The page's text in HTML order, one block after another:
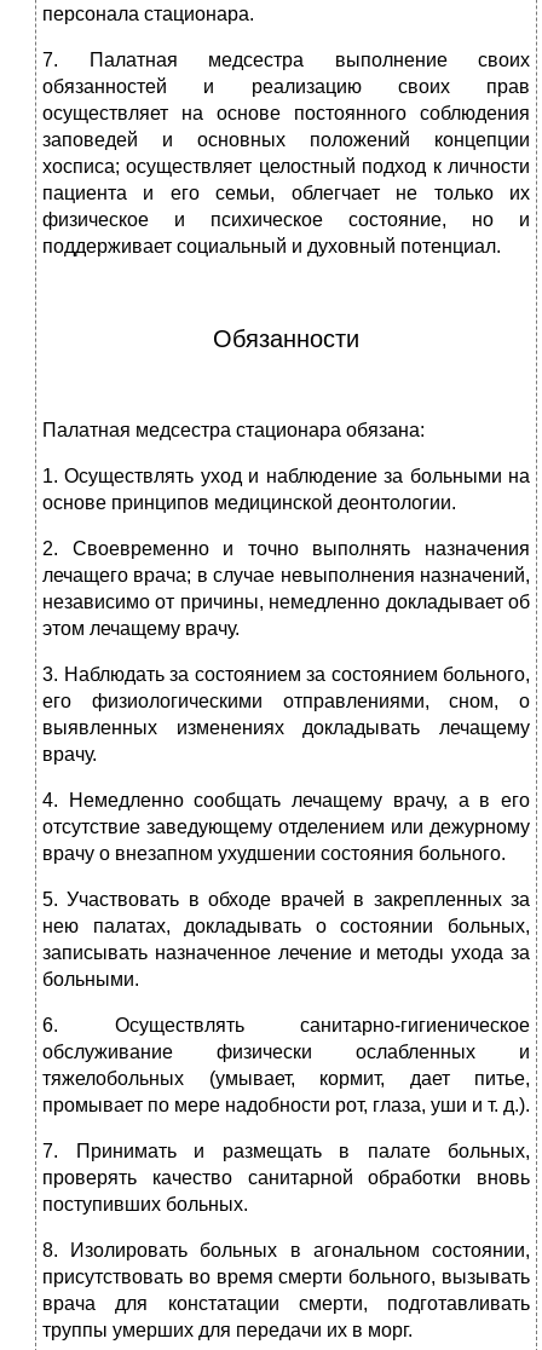
персонала стационара.
7. Палатная медсестра выполнение своих
обязанностей и реализацию своих прав
осуществляет на основе постоянного соблюдения
заповедей и основных положений концепции
хосписа; осуществляет целостный подход к личности
пациента и его семьи, облегчает не только их
физическое и психическое состояние, но и
поддерживает социальный и духовный потенциал.
Обязанности
Палатная медсестра стационара обязана:
1. Осуществлять уход и наблюдение за больными на
основе принципов медицинской деонтологии.
2. Своевременно и точно выполнять назначения
лечащего врача; в случае невыполнения назначений,
независимо от причины, немедленно докладывает об
этом лечащему врачу.
3. Наблюдать за состоянием за состоянием больного,
его физиологическими отправлениями, сном, о
выявленных изменениях докладывать лечащему
врачу.
4. Немедленно сообщать лечащему врачу, а в его
отсутствие заведующему отделением или дежурному
врачу о внезапном ухудшении состояния больного.
5. Участвовать в обходе врачей в закрепленных за
нею палатах, докладывать о состоянии больных,
записывать назначенное лечение и методы ухода за
больными.
6. Осуществлять санитарно-гигиеническое
обслуживание физически ослабленных и
тяжелобольных (умывает, кормит, дает питье,
промывает по мере надобности рот, глаза, уши и т. д.).
7. Принимать и размещать в палате больных,
проверять качество санитарной обработки вновь
поступивших больных.
8. Изолировать больных в агональном состоянии,
присутствовать во время смерти больного, вызывать
врача для констатации смерти, подготавливать
труппы умерших для передачи их в морг.